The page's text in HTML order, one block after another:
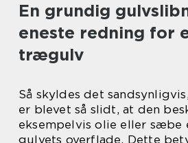
En grundig
eneste redning for
trægulv
Så skyldes det
er blevet så slidt, at den
eksempelvis olie eller sæbe
gulvets overflade. Dette